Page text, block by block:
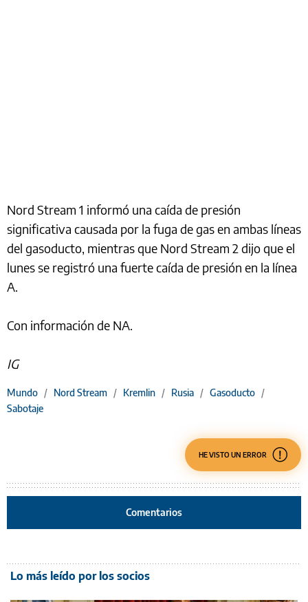
Nord Stream 1 informó una caída de presión
significativa causada por la fuga de gas en ambas líneas
del gasoducto, mientras que Nord Stream 2 dijo que el
lunes se registró una fuerte caída de presión en la línea
A.
Con información de NA.
IG
Mundo / Nord Stream / Kremlin / Rusia / Gasoducto /
Sabotaje
HE VISTO UN ERROR
Comentarios
Lo más leído por los socios